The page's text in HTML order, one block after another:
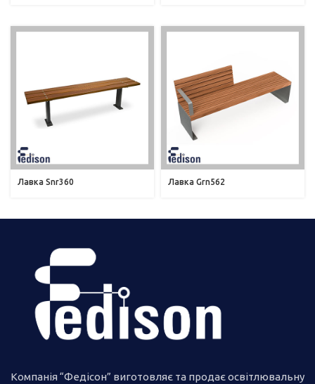
Лавка Snr360 Лавка Grn562
Компанія “Федісон” виготовляє та продає освітлювальну